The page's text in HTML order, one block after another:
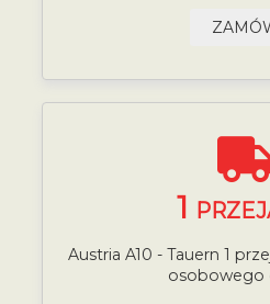
1
Austria A10 - Tauern 1
osobowego